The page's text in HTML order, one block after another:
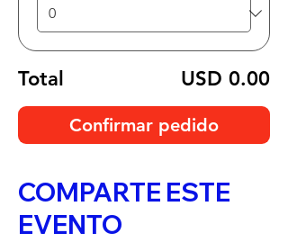
Total USD 0.00
Confirmar pedido
COMPARTE ESTE
EVENTO